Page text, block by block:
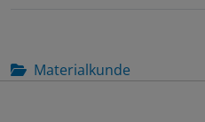
Materialkunde